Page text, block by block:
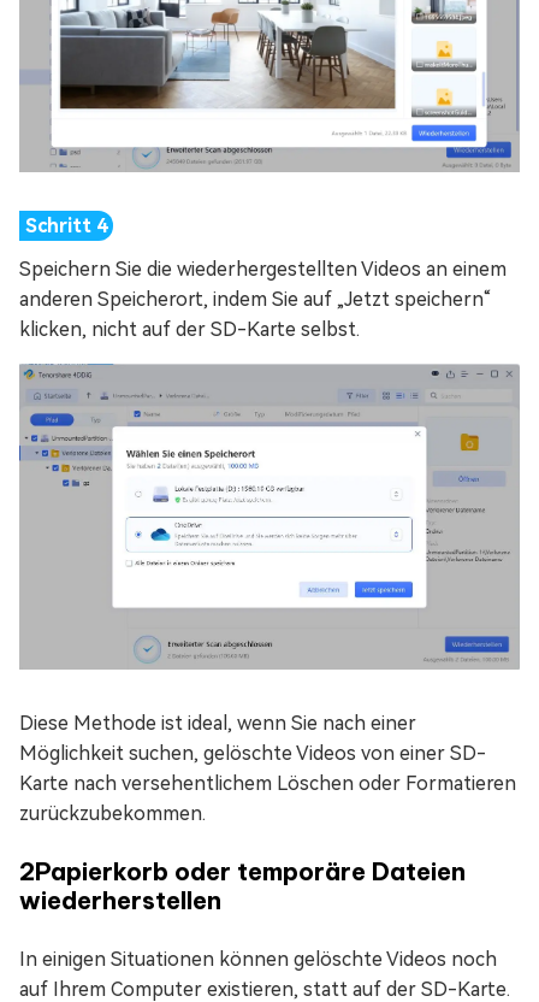
Speichern Sie die wiederhergestellten Videos an einem
anderen Speicherort, indem Sie auf „Jetzt speichern“
klicken, nicht auf der SD-Karte selbst.
Diese Methode ist ideal, wenn Sie nach einer
Möglichkeit suchen, gelöschte Videos von einer SD-
Karte nach versehentlichem Löschen oder Formatieren
zurückzubekommen.
2Papierkorb oder temporäre Dateien
wiederherstellen
In einigen Situationen können gelöschte Videos noch
auf Ihrem Computer existieren, statt auf der SD-Karte.